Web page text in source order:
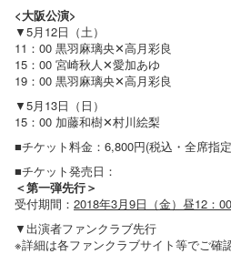
<大阪公演>
▼5月12日（土）
11：00 黒羽麻璃央✕高月彩良
15：00 宮崎秋人✕愛加あゆ
19：00 黒羽麻璃央✕高月彩良
▼5月13日（日）
15：00 加藤和樹✕村川絵梨
■チケット料金：6,800円(税込・全席指
■チケット発売日：
＜第一弾先行＞
受付期間： 2018年3月9日（金）昼12：
▼出演者ファンクラブ先行
※詳細は各ファンクラブサイト等でご確